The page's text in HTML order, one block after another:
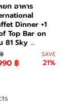
ก อาหาร
Dinner +1
Top Bar on
Sky ...
฿
SAVE
21%